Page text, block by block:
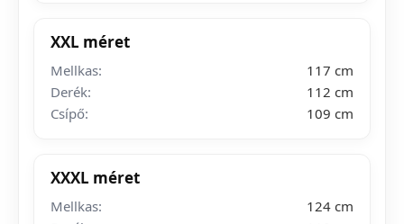
XXL méret
Mellkas:
117 cm
Derék:
112 cm
Csípő:
109 cm
XXXL méret
Mellkas:
124 cm